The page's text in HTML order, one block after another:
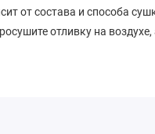
от состава и способа
отливку на